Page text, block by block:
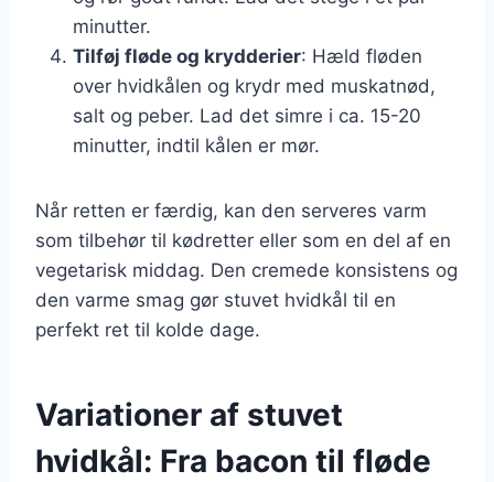
minutter.
Tilføj fløde og krydderier: Hæld fløden
over hvidkålen og krydr med muskatnød,
salt og peber. Lad det simre i ca. 15-20
minutter, indtil kålen er mør.
Når retten er færdig, kan den serveres varm
som tilbehør til kødretter eller som en del af en
vegetarisk middag. Den cremede konsistens og
den varme smag gør stuvet hvidkål til en
perfekt ret til kolde dage.
Variationer af stuvet
hvidkål: Fra bacon til fløde